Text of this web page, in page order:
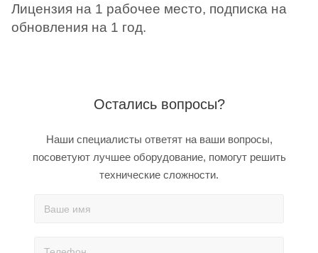
Лицензия на 1 рабочее место, подписка на
обновления на 1 год.
Остались вопросы?
Наши специалисты ответят на ваши вопросы,
посоветуют лучшее оборудование, помогут решить
технические сложности.